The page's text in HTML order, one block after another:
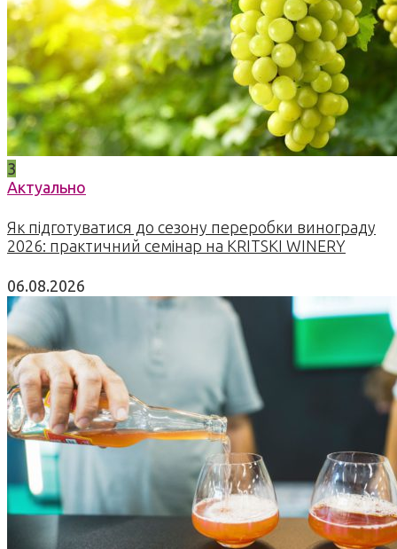
3
Актуально
Як підготуватися до сезону переробки винограду
2026: практичний семінар на KRITSKI WINERY
06.08.2026